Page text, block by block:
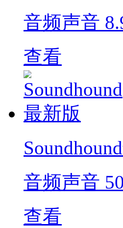
音频声音
查看
音频声音
查看